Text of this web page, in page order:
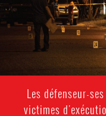
Les défenseur-
victimes